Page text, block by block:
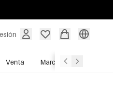
Venta Marcas